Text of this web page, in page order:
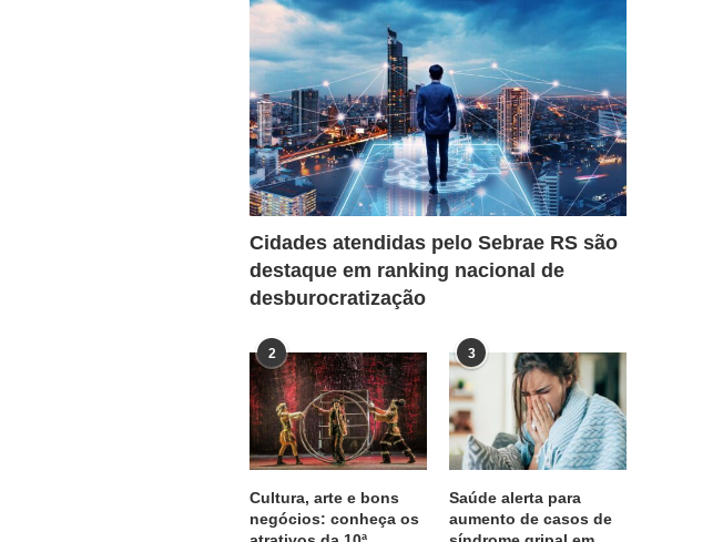
Cidades atendidas pelo Sebrae RS são
destaque em ranking nacional de
desburocratização
2
Cultura, arte e bons
negócios: conheça os
3
Saúde alerta para
aumento de casos de